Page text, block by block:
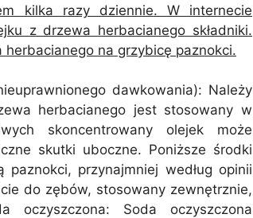
kilka razy dziennie. W internecie
z drzewa herbacianego składniki.
na grzybicę paznokci.
dawkowania): Należy
herbacianego jest stosowany w
skoncentrowany olejek może
skutki uboczne. Poniższe środki
przynajmniej według opinii
do zębów, stosowany zewnętrznie,
oczyszczona: Soda oczyszczona